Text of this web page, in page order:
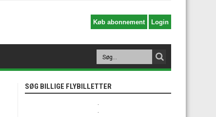
SØG BILLIGE FLYBILLETTER